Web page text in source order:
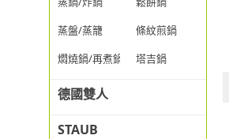
蒸盤/蒸籠
條紋煎鍋
燜燒鍋/再煮鍋
塔吉鍋
德國雙人
STAUB